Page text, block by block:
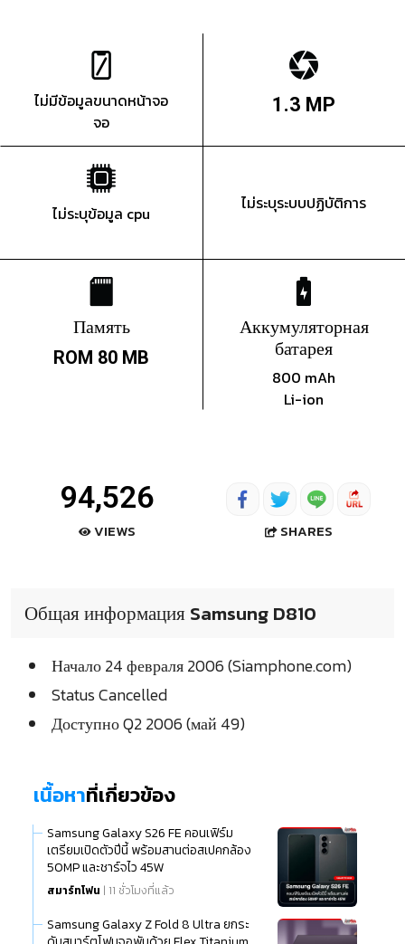
ไม่มีข้อมูลขนาดหน้าจอ
จอ
1.3 MP
ไม่ระบุข้อมูล cpu ไม่ระบุระบบปฏิบัติการ
Память
ROM 80 MB
Аккумуляторная
батарея
800 mAh
Li-ion
94,526
VIEWS SHARES
Общая информация Samsung D810
Начало 24 февраля 2006 (Siamphone.com)
Status Cancelled
Доступно Q2 2006 (май 49)
เนื้อหาที่เกี่ยวข้อง
Samsung Galaxy S26 FE คอนเฟิร์ม
เตรียมเปิดตัวปีนี้ พร้อมสานต่อสเปคกล้อง
50MP และชาร์จไว 45W
สมาร์ทโฟน | 11 ชั่วโมงที่แล้ว
Samsung Galaxy Z Fold 8 Ultra ยกระ